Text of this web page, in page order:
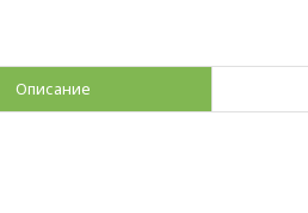
Описание